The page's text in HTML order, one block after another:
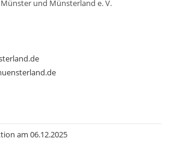
und Münsterland e. V.
am 06.12.2025